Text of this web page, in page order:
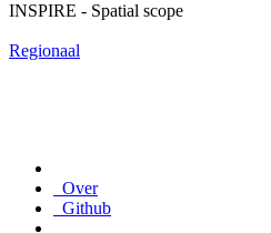
INSPIRE - Spatial scope
Regionaal
Over
Github